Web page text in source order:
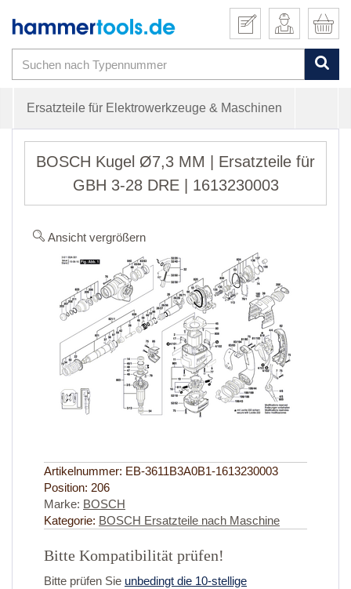
Ersatzteile für Elektrowerkzeuge & Maschinen
BOSCH Kugel Ø7,3 MM | Ersatzteile für
GBH 3-28 DRE | 1613230003
Ansicht vergrößern
Artikelnummer: EB-3611B3A0B1-1613230003
Position: 206
Marke: BOSCH
Kategorie: BOSCH Ersatzteile nach Maschine
Bitte Kompatibilität prüfen!
Bitte prüfen Sie unbedingt die 10-stellige